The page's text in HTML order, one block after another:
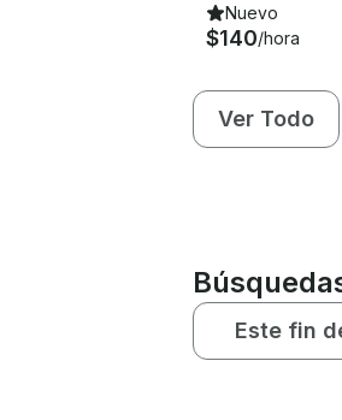
Nuevo
$140/hora
Ver Todo
Este fin